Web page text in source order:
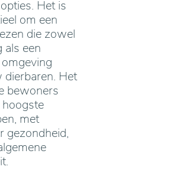
Het is
om een
die zowel
als een
Het
bewoners
met
gezondheid,